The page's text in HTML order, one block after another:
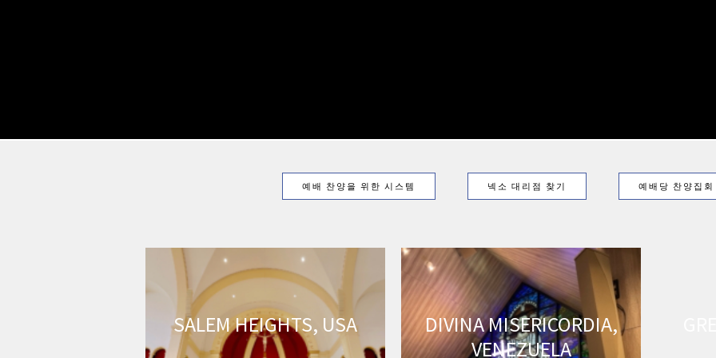
예배 찬양을 위한 시스템 넥소 대리점 찾기 예배당 찬양집
SALEM HEIGHTS, USA
DIVINA MISERICORDIA,
VENEZUELA